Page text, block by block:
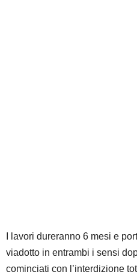
I lavori dureranno 6 mesi e
viadotto in entrambi i sensi
cominciati con l’interdizione